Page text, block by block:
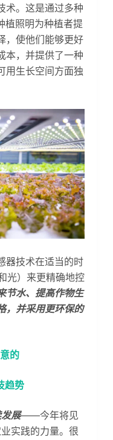
术。这是通过多种
植照明为种植者提
，使他们能够更好
本，并提供了一种
用生长空间方面独
器技术在适当的时
光）来更精确地控
节水、提高作物生
，并采用更环保的
的
趋势
展——今年将见
实践的力量。很